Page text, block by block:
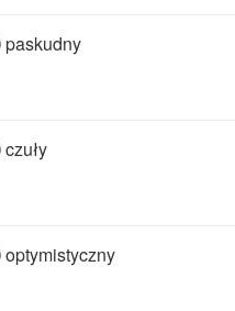
paskudny
czuły
optymistyczny